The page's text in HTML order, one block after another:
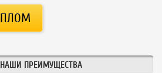
НАШИ ПРЕИМУЩЕСТВА